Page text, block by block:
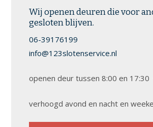
Wij openen deuren die voor
gesloten blijven.
06-39176199
info@123slotenservice.nl
openen deur tussen 8:00 en
verhoogd avond en nacht en